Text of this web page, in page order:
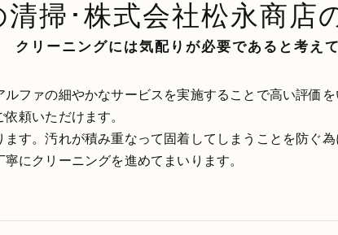
クリーニングには気配りが必要であると考え
清掃･株式会社松永商店
ファの細やかなサービスを実施することで高い評価
頼いただけます。
す。汚れが積み重なって固着してしまうことを防ぐ
にクリーニングを進めてまいります。